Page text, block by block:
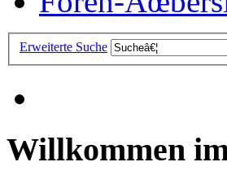
Erweiterte Suche
Willkommen